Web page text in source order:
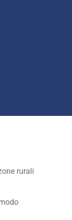
rurali